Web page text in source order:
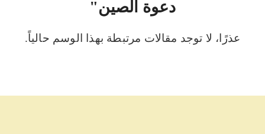
دعوة الصين"
عذرًا، لا توجد مقالات مرتبطة بهذا الوسم حالياً.